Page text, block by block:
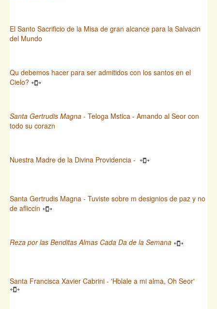
El Santo Sacrificio de la Misa de gran alcance para la Salvacin
del Mundo
Qu debemos hacer para ser admitidos con los santos en el
Cielo?
Santa Gertrudis Magna - Teloga Mstica - Amando al Seor con
todo su corazn
Nuestra Madre de la Divina Providencia -
Santa Gertrudis Magna - Tuviste sobre m designios de paz y no
de afliccin
Reza por las Benditas Almas Cada Da de la Semana
Santa Francisca Xavier Cabrini - 'Hblale a mi alma, Oh Seor'